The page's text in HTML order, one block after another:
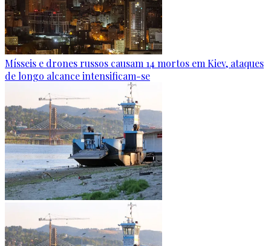
Mísseis e drones russos causam 14 mortos em Kiev, ataques
de longo alcance intensificam-se